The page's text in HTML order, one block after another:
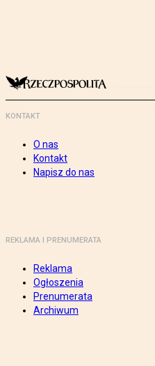
KONTAKT
O nas
Kontakt
Napisz do nas
REKLAMA I PRENUMERATA
Reklama
Ogłoszenia
Prenumerata
Archiwum